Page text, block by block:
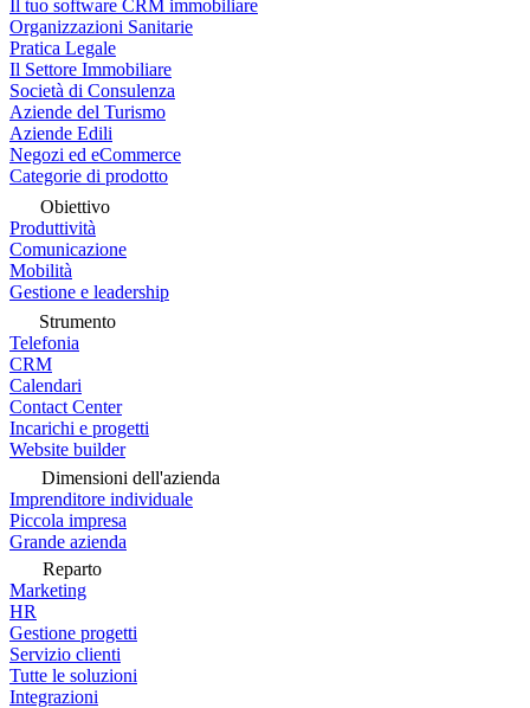
Il tuo software CRM immobiliare
Organizzazioni Sanitarie
Pratica Legale
Il Settore Immobiliare
Società di Consulenza
Aziende del Turismo
Aziende Edili
Negozi ed eCommerce
Categorie di prodotto
Obiettivo
Produttività
Comunicazione
Mobilità
Gestione e leadership
Strumento
Telefonia
CRM
Calendari
Contact Center
Incarichi e progetti
Website builder
Dimensioni dell'azienda
Imprenditore individuale
Piccola impresa
Grande azienda
Reparto
Marketing
HR
Gestione progetti
Servizio clienti
Tutte le soluzioni
Integrazioni